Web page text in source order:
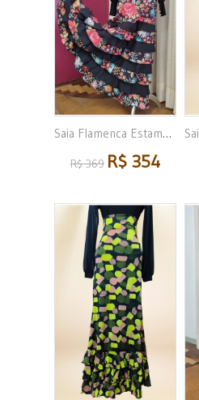
Saia Flamenca Estampa...
R$ 369 R$ 354